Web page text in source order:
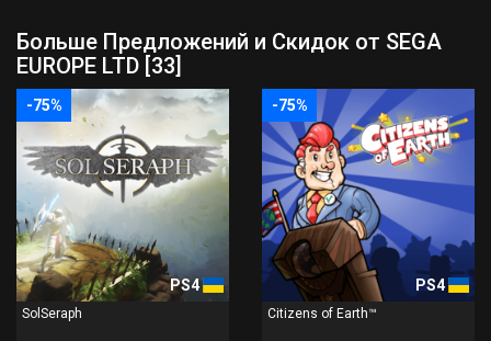
Больше Предложений и Скидок от SEGA
EUROPE LTD [33]
-75%
PS4
SolSeraph
-75%
PS4
Citizens of Earth™